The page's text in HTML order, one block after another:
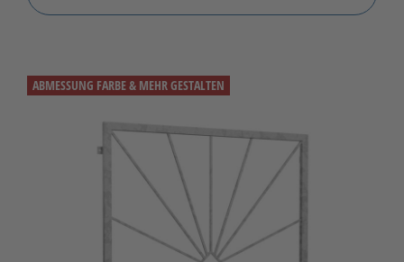
ABMESSUNG FARBE & MEHR GESTALTEN